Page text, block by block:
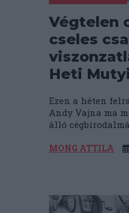
Végtelen
cseles
Heti
Ezen a héten
Andy Vajna ma
álló
MONG ATTILA